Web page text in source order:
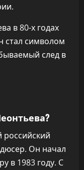
в 80-х годах
стал символом
след в
Он начал
в 1983 году. С